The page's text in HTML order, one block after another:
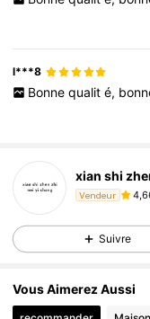
l***8
Bonne qualit é,
xian shi
Vendeur
Suivre
Vous Aimerez Aussi